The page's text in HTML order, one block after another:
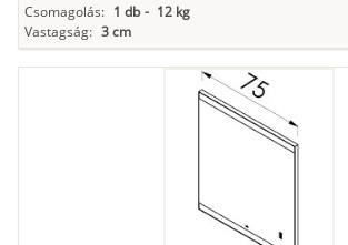
Csomagolás: 1 db - 12 kg
Vastagság: 3 cm